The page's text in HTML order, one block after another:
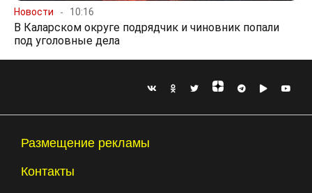
Новости 10:16
В Каларском округе подрядчик и чиновник попали
под уголовные дела
Размещение рекламы
Контакты